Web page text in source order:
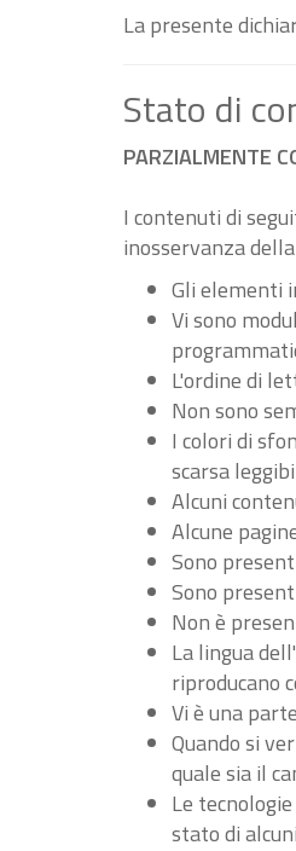
La presente
Stato di
PARZIALMENTE
I contenuti di
inosservanza
Gli elementi
Vi sono
L'ordine di
Non sono
I colori di
scarsa
Alcuni
Alcune
Sono
Sono
Non è
La lingua
riproducano
Vi è una
Quando si
quale sia il
Le
stato di